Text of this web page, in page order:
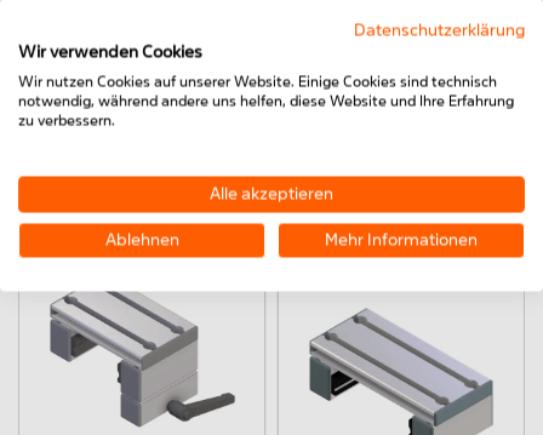
28.0132/0
32 x 45 - 45
28.0132/1
Klemmung oben
Datenschutzerklärung
Wir verwenden Cookies
Wir nutzen Cookies auf unserer Website. Einige Cookies sind technisch
notwendig, während andere uns helfen, diese Website und Ihre Erfahrung
zu verbessern.
Alle akzeptieren
Ablehnen Mehr Informationen